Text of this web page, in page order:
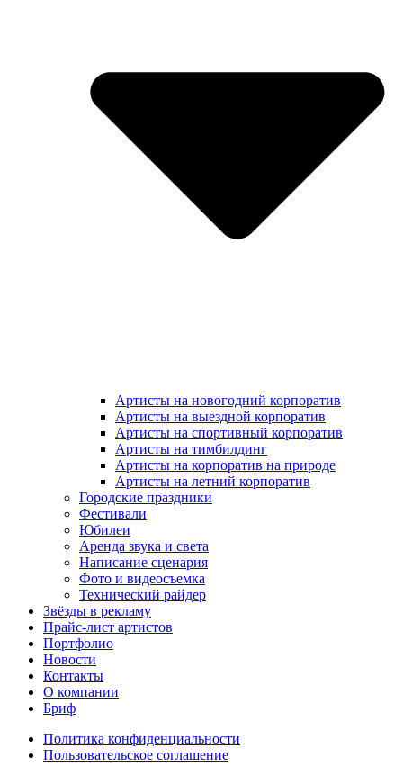
Артисты на новогодний корпоратив
Артисты на выездной корпоратив
Артисты на спортивный корпоратив
Артисты на тимбилдинг
Артисты на корпоратив на природе
Артисты на летний корпоратив
Городские праздники
Фестивали
Юбилеи
Аренда звука и света
Написание сценария
Фото и видеосъемка
Технический райдер
Звёзды в рекламу
Прайс-лист артистов
Портфолио
Новости
Контакты
О компании
Бриф
Политика конфиденциальности
Пользовательское соглашение